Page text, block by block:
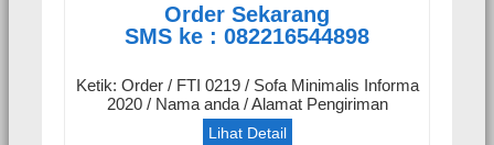
Order Sekarang
SMS ke : 082216544898
Ketik: Order / FTI 0219 / Sofa Minimalis Informa
2020 / Nama anda / Alamat Pengiriman
Lihat Detail